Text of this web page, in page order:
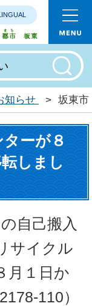
みんなで
知らせ > 坂東市
ーが８
しまし
自己搬入
サイクル
月１日か
110）